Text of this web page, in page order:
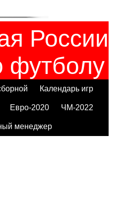
России
футболу
Календарь игр
Евро-2020 ЧМ-2022
менеджер